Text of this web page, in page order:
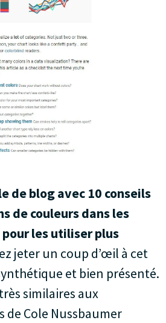
de blog avec 10 conseils
de couleurs dans les
les utiliser plus
jeter un coup d’œil à cet
et bien présenté.
similaires aux
Cole Nussbaumer